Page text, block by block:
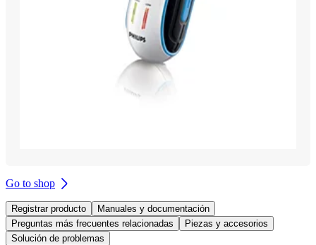
Go to shop
Registrar producto
Manuales y documentación
Preguntas más frecuentes relacionadas
Piezas y accesorios
Solución de problemas